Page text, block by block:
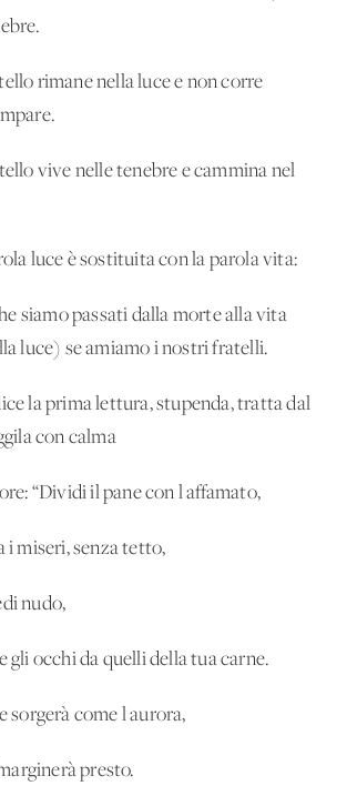
rimane nella luce e non corre
vive nelle tenebre e cammina nel
luce è sostituita con la parola vita:
siamo passati dalla morte alla vita
luce) se amiamo i nostri fratelli.
la prima lettura, stupenda, tratta dal
con calma
“Dividi il pane con l'affamato,
i miseri, senza tetto,
nudo,
gli occhi da quelli della tua carne.
sorgerà come l'aurora,
presto.